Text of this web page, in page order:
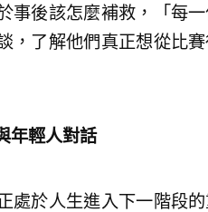
事後該怎麼補救，「每
，了解他們真正想從比
年輕人對話
處於人生進入下一階段